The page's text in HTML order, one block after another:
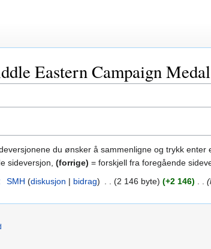
Eastern Campaign
du ønsker å sammenligne og trykk enter
sideversjon, (forrige) = forskjell fra foregående
SMH diskusjon bidrag 2 146 byte +2 146